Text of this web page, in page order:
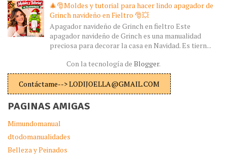
🎄🎅Moldes y tutorial para hacer lindo apagador de
Grinch navideño en Fieltro 🎅💥
Apagador navideño de Grinch en fieltro Este
apagador navideño de Grinch es una manualidad
preciosa para decorar la casa en Navidad. Es tiern...
Con la tecnología de Blogger.
Contáctame--> LODIJOELLA@GMAIL.COM
PAGINAS AMIGAS
Mimundomanual
dtodomanualidades
Belleza y Peinados